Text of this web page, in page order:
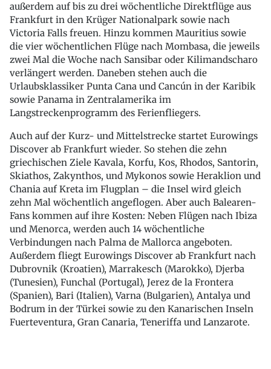
außerdem auf bis zu drei wöchentliche Direktflüge aus
Frankfurt in den Krüger Nationalpark sowie nach
Victoria Falls freuen. Hinzu kommen Mauritius sowie
die vier wöchentlichen Flüge nach Mombasa, die jeweils
zwei Mal die Woche nach Sansibar oder Kilimandscharo
verlängert werden. Daneben stehen auch die
Urlaubsklassiker Punta Cana und Cancún in der Karibik
sowie Panama in Zentralamerika im
Langstreckenprogramm des Ferienfliegers.
Auch auf der Kurz- und Mittelstrecke startet Eurowings
Discover ab Frankfurt wieder. So stehen die zehn
griechischen Ziele Kavala, Korfu, Kos, Rhodos, Santorin,
Skiathos, Zakynthos, und Mykonos sowie Heraklion und
Chania auf Kreta im Flugplan – die Insel wird gleich
zehn Mal wöchentlich angeflogen. Aber auch Balearen-
Fans kommen auf ihre Kosten: Neben Flügen nach Ibiza
und Menorca, werden auch 14 wöchentliche
Verbindungen nach Palma de Mallorca angeboten.
Außerdem fliegt Eurowings Discover ab Frankfurt nach
Dubrovnik (Kroatien), Marrakesch (Marokko), Djerba
(Tunesien), Funchal (Portugal), Jerez de la Frontera
(Spanien), Bari (Italien), Varna (Bulgarien), Antalya und
Bodrum in der Türkei sowie zu den Kanarischen Inseln
Fuerteventura, Gran Canaria, Teneriffa und Lanzarote.